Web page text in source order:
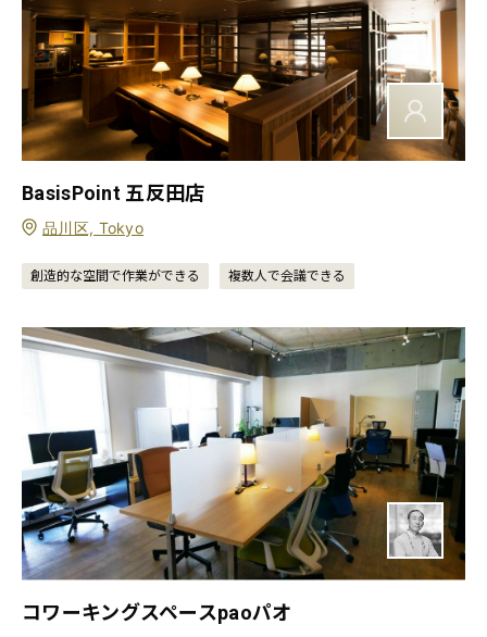
BasisPoint 五反田店
品川区, Tokyo
創造的な空間で作業ができる 複数人で会議できる
コワーキングスペースpaoパオ